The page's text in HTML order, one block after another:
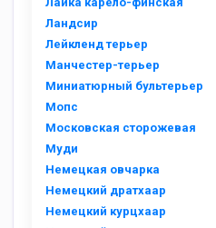
Ландсир
Лейкленд терьер
Манчестер-терьер
Миниатюрный бультерьер
Мопс
Московская сторожевая
Муди
Немецкая овчарка
Немецкий дратхаар
Немецкий курцхаар